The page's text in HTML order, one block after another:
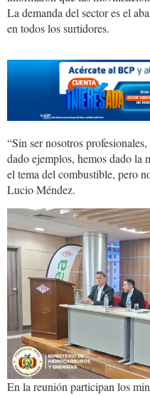
La demanda del sector es el
en todos los surtidores.
“Sin ser nosotros
dado ejemplos, hemos dado la
el tema del combustible, pero
Lucio Méndez.
En la reunión participan los